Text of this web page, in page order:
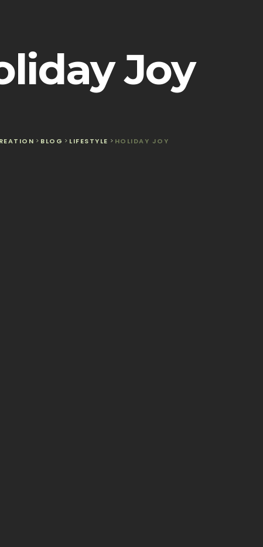
Joy
> BLOG > LIFESTYLE > HOLIDAY JOY